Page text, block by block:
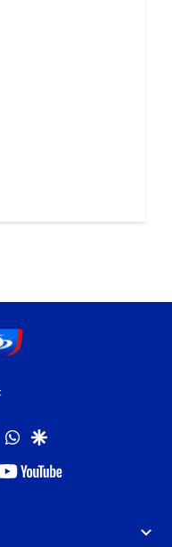
twitterwhatsapp
google
youtube-